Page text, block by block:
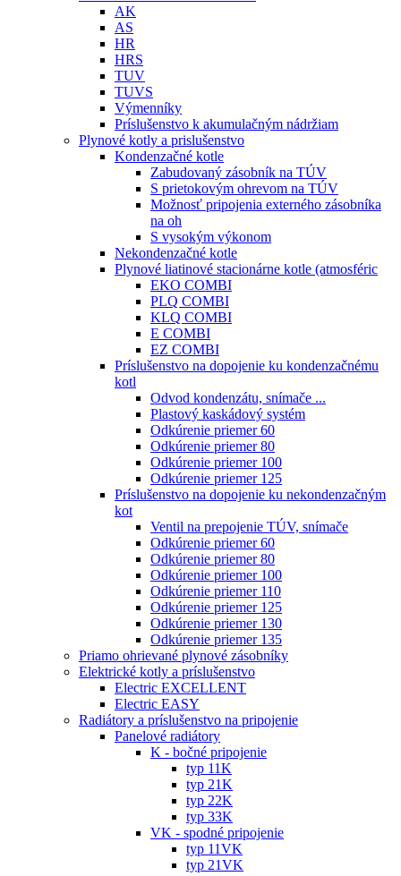
AK
AS
HR
HRS
TUV
TUVS
Výmenníky
Príslušenstvo k akumulačným nádržiam
Plynové kotly a prislušenstvo
Kondenzačné kotle
Zabudovaný zásobník na TÚV
S prietokovým ohrevom na TÚV
Možnosť pripojenia externého zásobníka
na oh
S vysokým výkonom
Nekondenzačné kotle
Plynové liatinové stacionárne kotle (atmosféric
EKO COMBI
PLQ COMBI
KLQ COMBI
E COMBI
EZ COMBI
Príslušenstvo na dopojenie ku kondenzačnému
kotl
Odvod kondenzátu, snímače ...
Plastový kaskádový systém
Odkúrenie priemer 60
Odkúrenie priemer 80
Odkúrenie priemer 100
Odkúrenie priemer 125
Príslušenstvo na dopojenie ku nekondenzačným
kot
Ventil na prepojenie TÚV, snímače
Odkúrenie priemer 60
Odkúrenie priemer 80
Odkúrenie priemer 100
Odkúrenie priemer 110
Odkúrenie priemer 125
Odkúrenie priemer 130
Odkúrenie priemer 135
Priamo ohrievané plynové zásobníky
Elektrické kotly a príslušenstvo
Electric EXCELLENT
Electric EASY
Radiátory a príslušenstvo na pripojenie
Panelové radiátory
K - bočné pripojenie
typ 11K
typ 21K
typ 22K
typ 33K
VK - spodné pripojenie
typ 11VK
typ 21VK